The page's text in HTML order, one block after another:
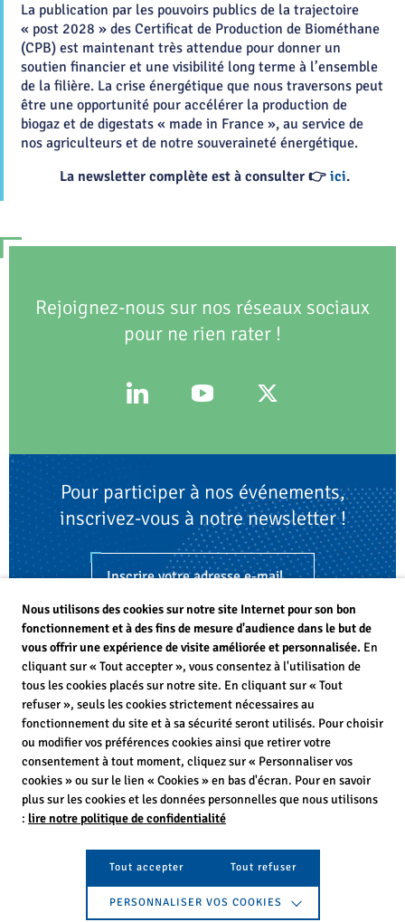
La publication par les pouvoirs publics de la trajectoire
« post 2028 » des Certificat de Production de Biométhane
(CPB) est maintenant très attendue pour donner un
soutien financier et une visibilité long terme à l’ensemble
de la filière. La crise énergétique que nous traversons peut
être une opportunité pour accélérer la production de
biogaz et de digestats « made in France », au service de
nos agriculteurs et de notre souveraineté énergétique.
La newsletter complète est à consulter 👉 ici.
Rejoignez-nous sur nos réseaux sociaux
pour ne rien rater !
Pour participer à nos événements,
inscrivez-vous à notre newsletter !
S'inscrire
ÉNERGIES NOUVELLES -
GAZ VERTS - MIX PLURIEL
FAQ Espace presse Nous contacter
Politique de confidentialité et vie privée
Nous utilisons des cookies sur notre site Internet pour son bon
fonctionnement et à des fins de mesure d'audience dans le but de
vous offrir une expérience de visite améliorée et personnalisée. En
cliquant sur « Tout accepter », vous consentez à l'utilisation de
tous les cookies placés sur notre site. En cliquant sur « Tout
refuser », seuls les cookies strictement nécessaires au
fonctionnement du site et à sa sécurité seront utilisés. Pour choisir
ou modifier vos préférences cookies ainsi que retirer votre
consentement à tout moment, cliquez sur « Personnaliser vos
cookies » ou sur le lien « Cookies » en bas d'écran. Pour en savoir
plus sur les cookies et les données personnelles que nous utilisons
: lire notre politique de confidentialité
Tout accepter Tout refuser
PERSONNALISER VOS COOKIES